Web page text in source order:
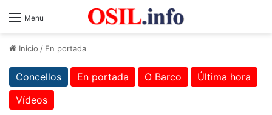
Menu
Inicio / En portada
Concellos En portada O Barco
Última hora
Vídeos